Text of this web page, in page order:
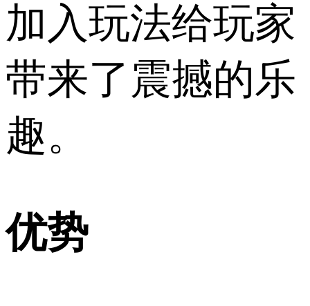
加入玩法给玩家
带来了震撼的乐
趣。
优势